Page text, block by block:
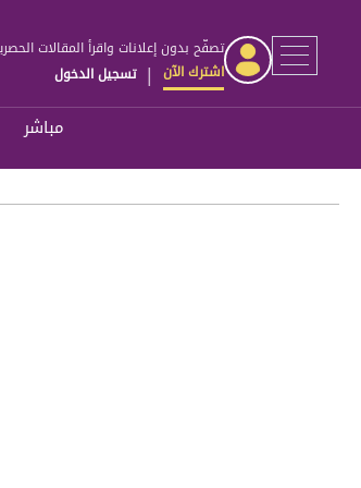
تصفّح بدون إعلانات واقرأ المقالات
اشترك الآن | تسجيل الدخول
مباشر